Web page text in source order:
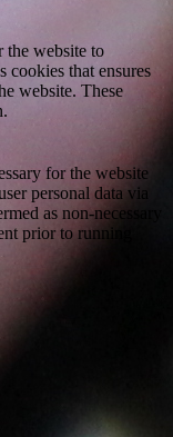
the website to
that ensures
website. These
for the website
personal data via
as non-necessary
prior to running